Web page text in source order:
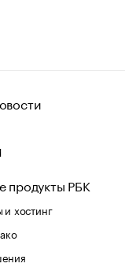
продукты РБК
хостинг